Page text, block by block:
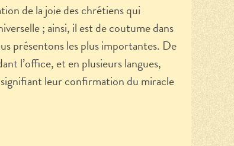
de la joie des chrétiens qui
; ainsi, il est de coutume dans
présentons les plus importantes. De
l’office, et en plusieurs langues,
leur confirmation du miracle